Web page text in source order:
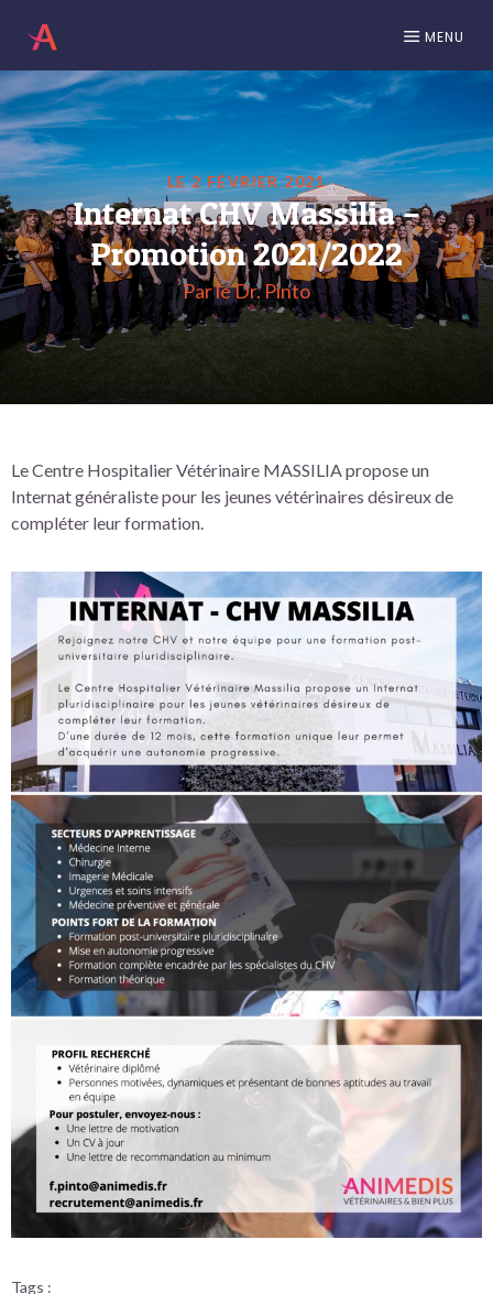
MENU
LE 2 FÉVRIER 2021
Internat CHV Massilia –
Promotion 2021/2022
Par le Dr. Pinto
Le Centre Hospitalier Vétérinaire MASSILIA propose un
Internat généraliste pour les jeunes vétérinaires désireux de
compléter leur formation.
Tags :